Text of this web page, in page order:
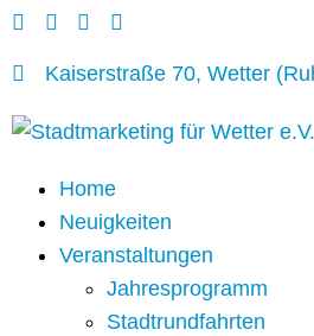
Kaiserstraße 70, Wetter
Home
Neuigkeiten
Veranstaltungen
Jahresprogramm
Stadtrundfahrten